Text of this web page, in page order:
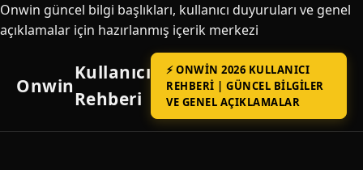
Onwin güncel bilgi başlıkları, kullanıcı duyuruları ve genel
açıklamalar için hazırlanmış içerik merkezi
Onwin
Kullanıcı
Rehberi
⚡ ONWIN 2026 KULLANICI
REHBERI | GÜNCEL BILGILER
VE GENEL AÇIKLAMALAR